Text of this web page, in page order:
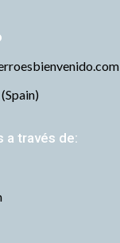
a través de: